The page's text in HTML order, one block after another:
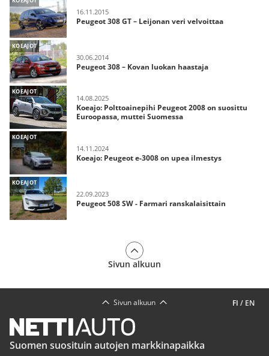
16.11.2015
Peugeot 308 GT – Leijonan veri velvoittaa
KOEAJOT
30.06.2014
Peugeot 308 – Kovan luokan haastaja
KOEAJOT
14.08.2025
Koeajo: Polttoainepihi Peugeot 2008 on suosittu
Euroopassa, muttei Suomessa
KOEAJOT
14.11.2024
Koeajo: Peugeot e-3008 on upea ilmestys
KOEAJOT
22.09.2023
Peugeot 508 SW - Farmari ranskalaisittain
Sivun alkuun
FI / EN
Sivun alkuun
Suomen suosituin autojen markkinapaikka